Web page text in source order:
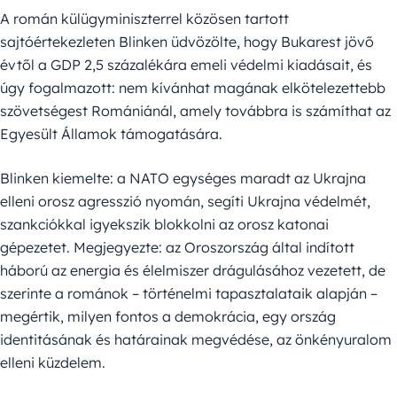
A román külügyminiszterrel közösen tartott
sajtóértekezleten Blinken üdvözölte, hogy Bukarest jövő
évtől a GDP 2,5 százalékára emeli védelmi kiadásait, és
úgy fogalmazott: nem kívánhat magának elkötelezettebb
szövetségest Romániánál, amely továbbra is számíthat az
Egyesült Államok támogatására.
Blinken kiemelte: a NATO egységes maradt az Ukrajna
elleni orosz agresszió nyomán, segíti Ukrajna védelmét,
szankciókkal igyekszik blokkolni az orosz katonai
gépezetet. Megjegyezte: az Oroszország által indított
háború az energia és élelmiszer drágulásához vezetett, de
szerinte a románok – történelmi tapasztalataik alapján –
megértik, milyen fontos a demokrácia, egy ország
identitásának és határainak megvédése, az önkényuralom
elleni küzdelem.